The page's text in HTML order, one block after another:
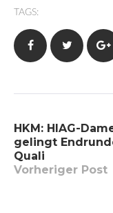
TAGS:
FacebookTwitter
HKM: HIAG-
gelingt
Quali
Vorheriger Post